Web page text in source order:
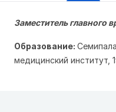
Заместитель главного
Образование:
медицинский институт,